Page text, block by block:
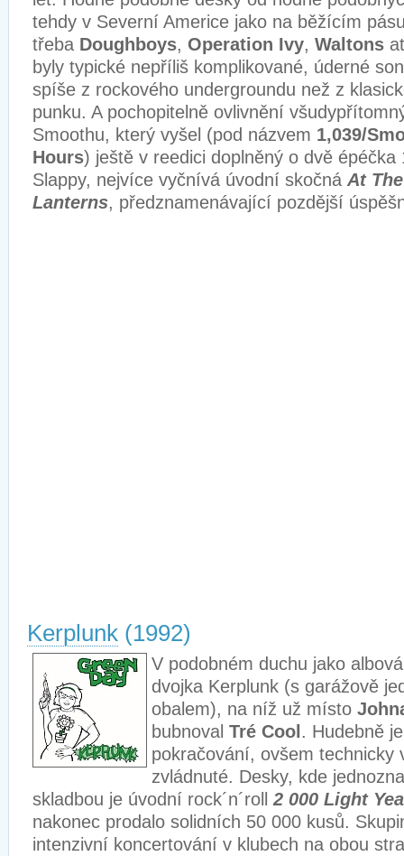
tehdy v Severní Americe jako na běžícím
třeba Doughboys, Operation Ivy, Waltons
byly typické nepříliš komplikované, úderné
spíše z rockového undergroundu než z
punku. A pochopitelně ovlivnění
Smoothu, který vyšel (pod názvem 1,039/
Hours) ještě v reedici doplněný o dvě épéčka
Slappy, nejvíce vyčnívá úvodní skočná At
Lanterns, předznamenávající pozdější
Kerplunk (1992)
V podobném duchu jako
dvojka Kerplunk (s garážově
obalem), na níž už místo
bubnoval Tré Cool . Hudebně
pokračování, ovšem technicky
zvládnuté. Desky, kde
skladbou je úvodní rock´n´roll 2 000 Light
nakonec prodalo solidních 50 000 kusů.
intenzivní koncertování v klubech na obou